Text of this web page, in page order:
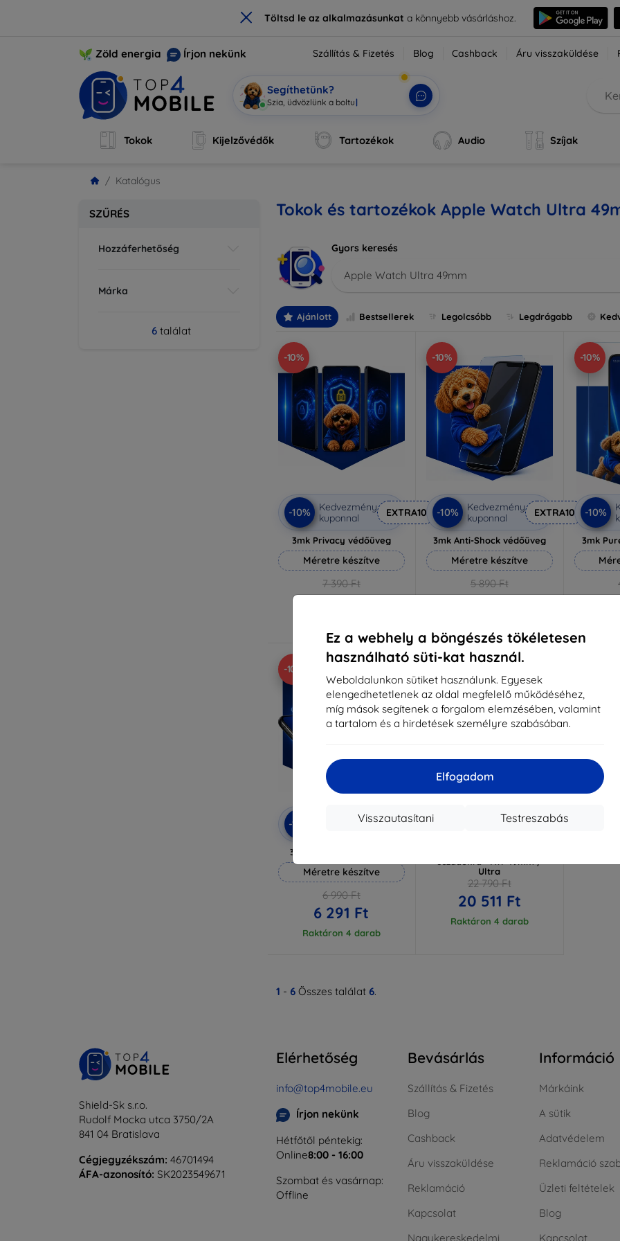
× Töltsd le az alkalmazásunkata könnyebb vásárláshoz.
Ez a webhely a böngészés tökéletesen
használható süti-kat használ.
Weboldalunkon sütiket használunk. Egyesek
elengedhetetlenek az oldal megfelelő működéséhez,
míg mások segítenek a forgalom elemzésében, valamint
a tartalom és a hirdetések személyre szabásában.
Elfogadom
Testreszabás
Visszautasítani
Zöld energia Írjon nekünk Szállítás & Fizetés Blog Cashback Áru visszaküldése
Segíthetünk?
Mo|
Tokok Kijelzővédők Tartozékok Audio Szíjak
Katalógus
SZŰRÉS
Hozzáferhetőség
Márka
6találat
Tokok és tartozékok Apple Watch Ultra
Gyors keresés
Apple Watch Ultra 49mm
Ajánlott Bestsellerek Legolcsóbb Legdrágabb
-10%
-10%
Kedvezmény
kuponnal
EXTRA10
3mk Privacy védőüveg
Méretre készítve
7 390 Ft
6 651 Ft
-10%
-10%
Kedvezmény
kuponnal
EXTRA10
3mk Anti-Shock védőüveg
Méretre készítve
5 890 Ft
5 301 Ft
-10%
-10%
3mk
-10%
-10%
Kedvezmény
EXTRA10
3mk Hammer védőfólia
Méretre készítve
6 990 Ft
6 291 Ft
Raktáron 4 darab
Kedvezmény
EXTRA10
Ultra
22 790 Ft
20 511 Ft
Raktáron 4 darab
1 - 6 Összes találat 6.
Shield-Sk s.r.o.
Rudolf Mocka utca 3750/2A
841 04 Bratislava
Cégjegyzékszám: 46701494
ÁFA-azonosító: SK2023549671
Elérhetőség
info@top4mobile.eu
Írjon nekünk
Hétfőtől péntekig:
Online8:00 - 16:00
Szombat és vasárnap:
Offline
Bevásárlás
Szállítás & Fizetés
Blog
Cashback
Áru visszaküldése
Reklamáció
Kapcsolat
Nagykereskedelmi
Információ
Márkáink
A sütik
Adatvédelem
Reklamáció
Üzleti feltételek
Blog
Kapcsolat